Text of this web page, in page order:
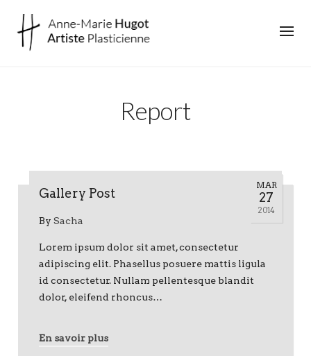
Report
MAR
27
2014
Gallery Post
BySacha
Lorem ipsum dolor sit amet, consectetur
adipiscing elit. Phasellus posuere mattis ligula
id consectetur. Nullam pellentesque blandit
dolor, eleifend rhoncus…
En savoir plus